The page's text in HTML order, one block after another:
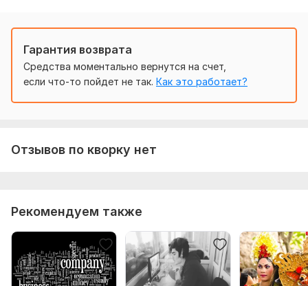
Язык перевода:
с Русского на Английский
Объем услуги в кворке: 1 000 знаков
Гарантия возврата
Средства моментально вернутся на счет,
если что-то пойдет не так. Как это работает?
Отзывов по кворку нет
Рекомендуем также